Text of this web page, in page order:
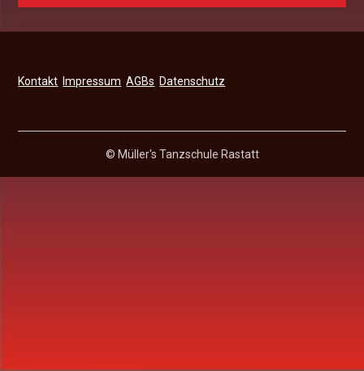
Kontakt Impressum AGBs Datenschutz
© Müller's Tanzschule Rastatt